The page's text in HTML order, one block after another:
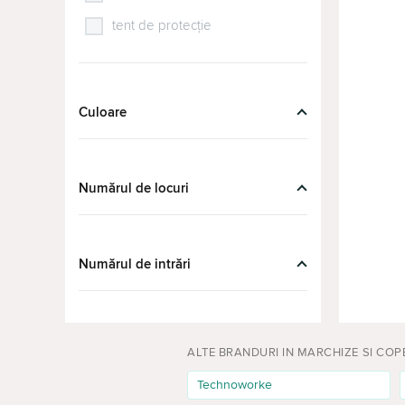
tent de protecție
Culoare
Numărul de locuri
Numărul de intrări
ALTE BRANDURI IN MARCHIZE SI
Technoworke